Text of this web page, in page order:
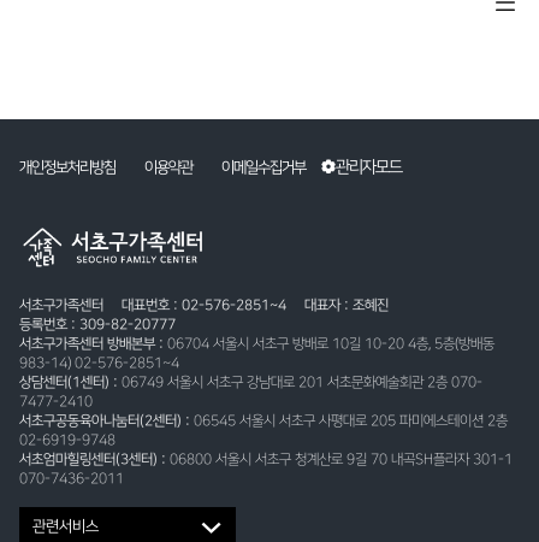
개인정보처리방침 이용약관 이메일수집거부 관리자모드
서초구가족센터 대표번호 : 02-576-2851~4
대표자 : 조혜진
등록번호 : 309-82-20777
서초구가족센터 방배본부 : 06704 서울시 서초구 방배로 10길 10-20 4층, 5층(방배동
983-14) 02-576-2851~4
상담센터(1센터) : 06749 서울시 서초구 강남대로 201 서초문화예술회관 2층 070-
7477-2410
서초구공동육아나눔터(2센터) : 06545 서울시 서초구 사평대로 205 파미에스테이션 2층
02-6919-9748
서초엄마힐링센터(3센터) : 06800 서울시 서초구 청계산로 9길 70 내곡SH플라자 301-1
070-7436-2011
관련서비스